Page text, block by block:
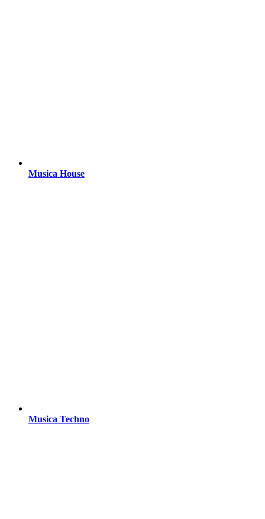
Musica House
Musica Techno